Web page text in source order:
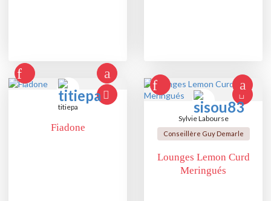
titiepa
Fiadone
Sylvie Labourse
Conseillère Guy Demarle
Lounges Lemon Curd
Meringués